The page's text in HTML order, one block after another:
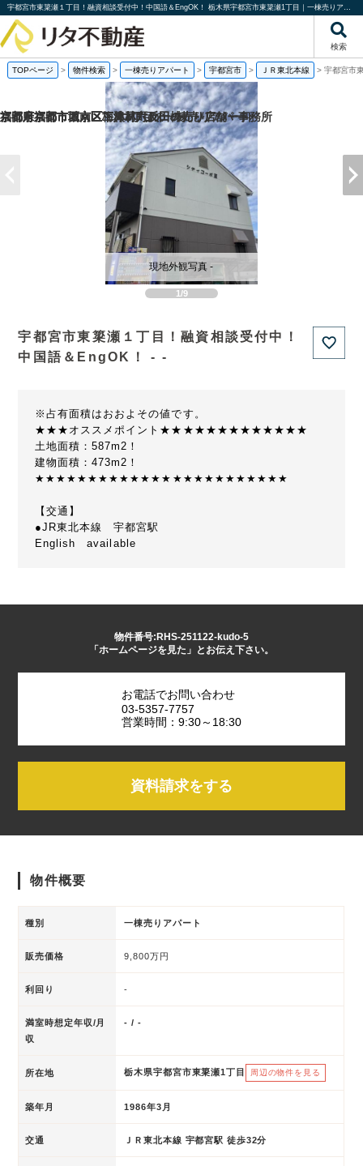
宇都宮市東簗瀬１丁目！融資相談受付中！中国語＆EngOK！ 栃木県宇都宮市東簗瀬1丁目｜一棟売りアパート｜投資物件や収益物件｜株式会社リタ不動産
検索
TOPページ > 物件検索 > 一棟売りアパート > 宇都宮市 > ＪＲ東北本線 > 宇都宮市
1/9
現地外観写真 -
宇都宮市東簗瀬１丁目！融資相談受付中！
中国語＆EngOK！ - -
※占有面積はおおよその値です。
★★★オススメポイント★★★★★★★★★★★★★
土地面積：587m2！
建物面積：473m2！
★★★★★★★★★★★★★★★★★★★★★★★★
【交通】
●JR東北本線 宇都宮駅
English available
物件番号:RHS-251122-kudo-5
「ホームページを見た」とお伝え下さい。
お電話でお問い合わせ
03-5357-7757
営業時間：9:30～18:30
資料請求をする
物件概要
種別 一棟売りアパート
販売価格 9,800万円
利回り -
満室時想定年収/月
収
- / -
所在地 栃木県宇都宮市東簗瀬1丁目 周辺の物件を見る
築年月 1986年3月
交通 ＪＲ東北本線 宇都宮駅 徒歩32分
福岡県福岡市城南区梅林2丁目の一棟売りアパート
京都府京都市西京区下津林六反田の売り店舗・事務所
京都府京都市西京区下津林六反田の
京都府京都市下京区二人司町の一棟売りアパート